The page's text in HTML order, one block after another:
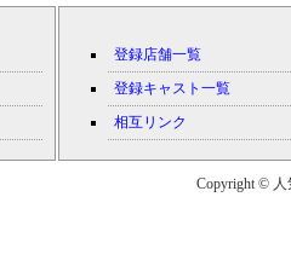
登録店舗一覧
登録キャスト一覧
相互リンク
Copyright © 人